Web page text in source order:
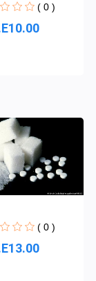
( 0 )
( 0 )